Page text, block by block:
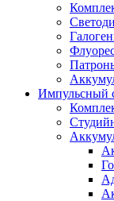
Импульсный